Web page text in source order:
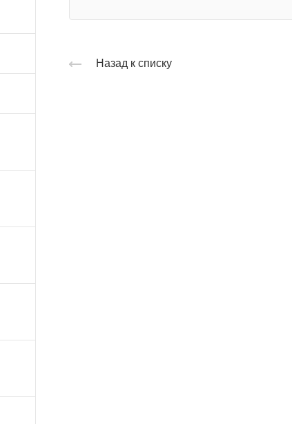
Назад к списку